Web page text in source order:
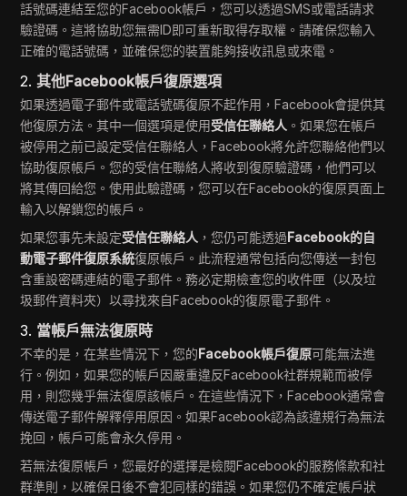
話號碼連結至您的Facebook帳戶，您可以透過SMS或電話請求
驗證碼。這將協助您無需ID即可重新取得存取權。請確保您輸入
正確的電話號碼，並確保您的裝置能夠接收訊息或來電。
2.其他Facebook帳戶復原選項
如果透過電子郵件或電話號碼復原不起作用，Facebook會提供其
他復原方法。其中一個選項是使用受信任聯絡人 。如果您在帳戶
被停用之前已設定受信任聯絡人，Facebook將允許您聯絡他們以
協助復原帳戶。您的受信任聯絡人將收到復原驗證碼，他們可以
將其傳回給您。使用此驗證碼，您可以在Facebook的復原頁面上
輸入以解鎖您的帳戶。
如果您事先未設定受信任聯絡人 ，您仍可能透過Facebook的自
動電子郵件復原系統復原帳戶。此流程通常包括向您傳送一封包
含重設密碼連結的電子郵件。務必定期檢查您的收件匣（以及垃
圾郵件資料夾）以尋找來自Facebook的復原電子郵件。
3. 當帳戶無法復原時
不幸的是，在某些情況下，您的Facebook帳戶復原可能無法進
行。例如，如果您的帳戶因嚴重違反Facebook社群規範而被停
用，則您幾乎無法復原該帳戶。在這些情況下，Facebook通常會
傳送電子郵件解釋停用原因。如果Facebook認為該違規行為無法
挽回，帳戶可能會永久停用。
若無法復原帳戶，您最好的選擇是檢閱Facebook的服務條款和社
群準則，以確保日後不會犯同樣的錯誤。如果您仍不確定帳戶狀